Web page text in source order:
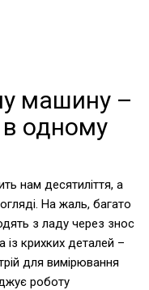
машину –
в одному
нам десятиліття, а
На жаль, багато
з ладу через знос
крихких деталей –
для вимірювання
роботу